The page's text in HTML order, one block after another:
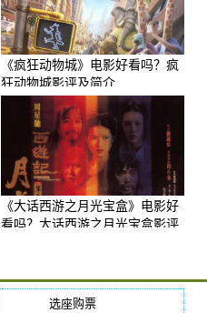
《疯狂动物城》电影好看吗？疯
狂动物城影评及简介
《大话西游之月光宝盒》电影好
看吗？大话西游之月光宝盒影评
选座购票(5384)